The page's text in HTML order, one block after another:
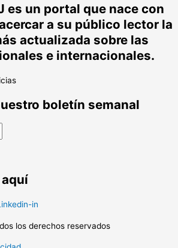
es un portal que nace con
a su público lector la
actualizada sobre las
e internacionales.
boletín semanal
in
los derechos reservados